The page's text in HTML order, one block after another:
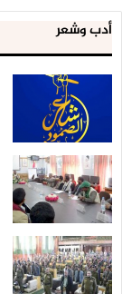
أدب وشعر